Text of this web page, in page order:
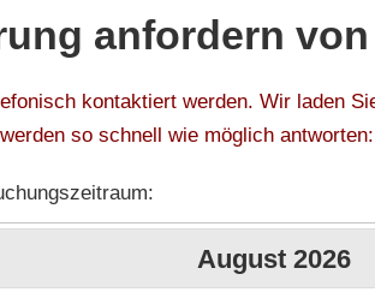
anfordern von
kontaktiert werden. Wir laden
so schnell wie möglich antworten:
August 2026